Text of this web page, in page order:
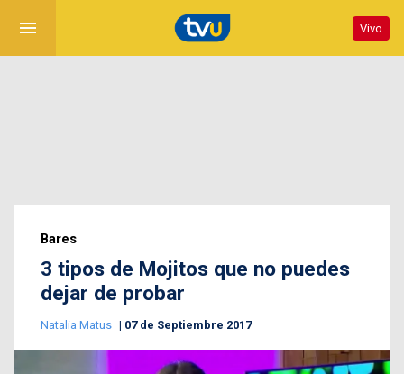
menu Vivo
Bares
3 tipos de Mojitos que no puedes
dejar de probar
Natalia Matus 07 de Septiembre 2017